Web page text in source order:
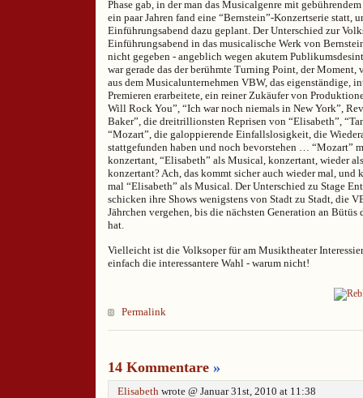
Phase gab, in der man das Musicalgenre mit
ein paar Jahren fand eine “Bernstein”-Konzertserie statt,
Einführungsabend dazu geplant. Der Unterschied zur
Einführungsabend in das musicalische Werk von
nicht gegeben - angeblich wegen akutem
war gerade das der berühmte Turning Point, der
aus dem Musicalunternehmen VBW, das eigenständige,
Premieren erarbeitete, ein reiner Zukäufer von
Will Rock You”, “Ich war noch niemals in New York”,
Baker”, die dreitrillionsten Reprisen von “Elisabeth”,
“Mozart”, die galoppierende Einfallslosigkeit, die
stattgefunden haben und noch bevorstehen … “Mozart”
konzertant, “Elisabeth” als Musical, konzertant, wieder
konzertant? Ach, das kommt sicher auch wieder mal, und
mal “Elisabeth” als Musical. Der Unterschied zu Stage
schicken ihre Shows wenigstens von Stadt zu Stadt, die
Jährchen vergehen, bis die nächsten Generation an
hat.
Vielleicht ist die Volksoper für am Musiktheater
einfach die interessantere Wahl - warum nicht!
Permalink
14 Kommentare »
Elisabeth wrote @ Januar 31st, 2010 at 11:38